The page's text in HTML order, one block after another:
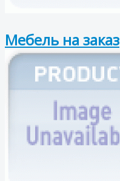
Мебель на заказ